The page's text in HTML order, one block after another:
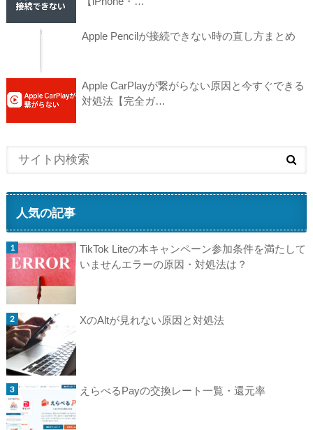
Apple Pencilが接続できない時の直し方まとめ
Apple CarPlayが繋がらない原因と今すぐできる
対処法【完全ガ…
人気の記事
TikTok Liteの本キャンペーン参加条件を満たして
いませんエラーの原因・対処法は？
XのAltが見れない原因と対処法
えらべるPayの交換レート一覧・還元率